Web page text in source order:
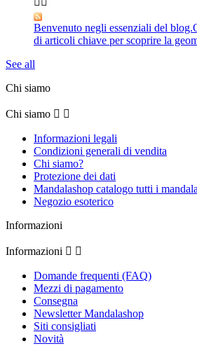
Benvenuto negli essenziali del
di articoli chiave per scoprire la
See all
Chi siamo
Chi siamo  
Informazioni legali
Condizioni generali di vendita
Chi siamo?
Protezione dei dati
Mandalashop catalogo tutti i mandala
Negozio esoterico
Informazioni
Informazioni  
Domande frequenti (FAQ)
Mezzi di pagamento
Consegna
Newsletter Mandalashop
Siti consigliati
Novità